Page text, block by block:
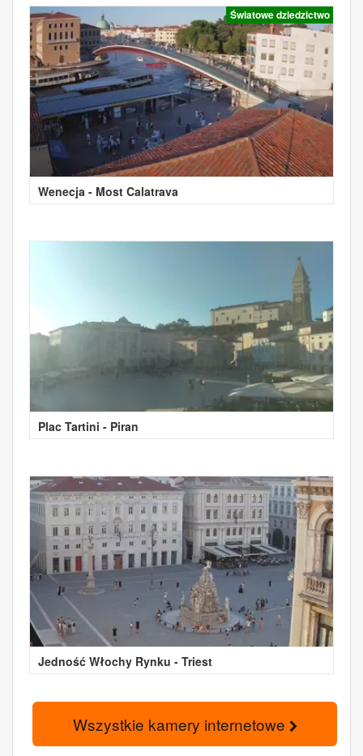
Światowe dziedzictwo
Wenecja - Most Calatrava
Plac Tartini - Piran
Jedność Włochy Rynku - Triest
Wszystkie kamery internetowe